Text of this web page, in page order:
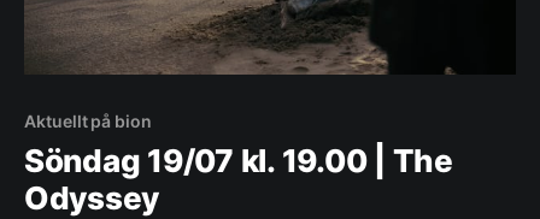
Aktuellt på bion
Söndag 19/07 kl. 19.00 | The
Odyssey